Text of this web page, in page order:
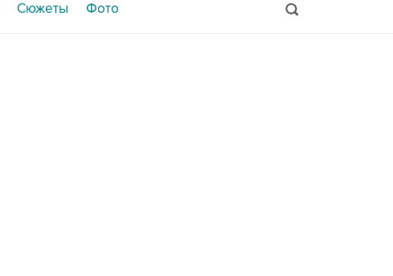
Сюжеты Фото